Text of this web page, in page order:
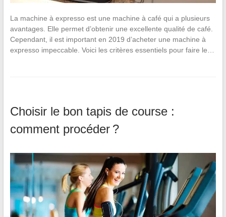
La machine à expresso est une machine à café qui a plusieurs
avantages. Elle permet d’obtenir une excellente qualité de café.
Cependant, il est important en 2019 d’acheter une machine à
expresso impeccable. Voici les critères essentiels pour faire le…
Choisir le bon tapis de course :
comment procéder ?